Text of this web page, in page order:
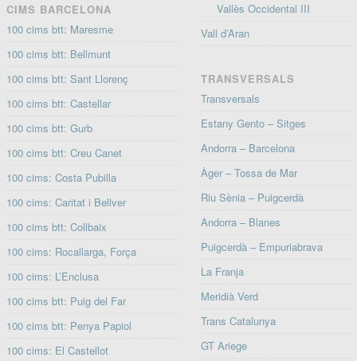
CIMS BARCELONA
100 cims btt: Maresme
100 cims btt: Bellmunt
100 cims btt: Sant Llorenç
100 cims btt: Castellar
100 cims btt: Gurb
100 cims btt: Creu Canet
100 cims: Costa Pubilla
100 cims: Caritat i Bellver
100 cims btt: Collbaix
100 cims: Rocallarga, Força
100 cims: L’Enclusa
100 cims btt: Puig del Far
100 cims btt: Penya Papiol
100 cims: El Castellot
Vallès Occidental III
Vall d’Aran
TRANSVERSALS
Transversals
Estany Gento – Sitges
Andorra – Barcelona
Àger – Tossa de Mar
Riu Sènia – Puigcerdà
Andorra – Blanes
Puigcerdà – Empuriabrava
La Franja
Meridià Verd
Trans Catalunya
GT Ariege